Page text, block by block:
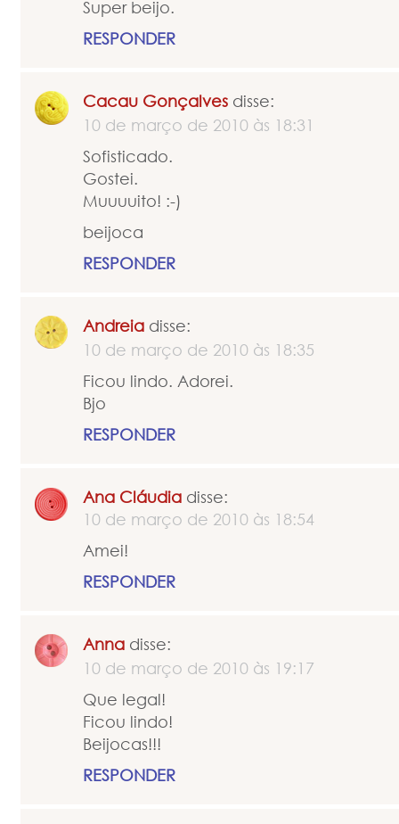
Super beijo.
RESPONDER
Cacau Gonçalves disse:
10 de março de 2010 às 18:31
Sofisticado.
Gostei.
Muuuuito! :-)
beijoca
RESPONDER
Andreia disse:
10 de março de 2010 às 18:35
Ficou lindo. Adorei.
Bjo
RESPONDER
Ana Cláudia disse:
10 de março de 2010 às 18:54
Amei!
RESPONDER
Anna disse:
10 de março de 2010 às 19:17
Que legal!
Ficou lindo!
Beijocas!!!
RESPONDER